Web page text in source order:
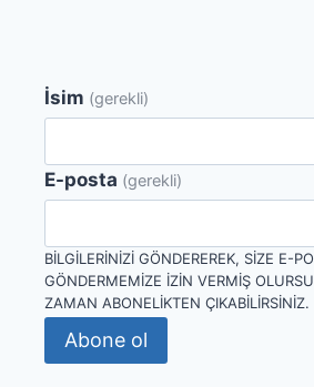
İsim (gerekli)
E-posta (gerekli)
BILGILERINIZI GÖNDEREREK, SIZE E-
GÖNDERMEMIZE IZIN VERMIŞ
ZAMAN ABONELIKTEN ÇIKABILIRSINIZ.
Abone ol